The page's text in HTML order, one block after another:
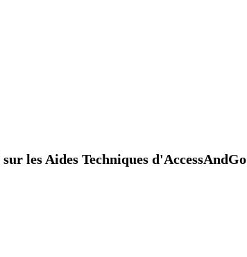
sur les Aides Techniques d'AccessAndGo